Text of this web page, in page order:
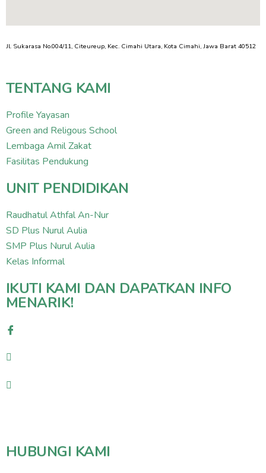
Jl. Sukarasa No.004/11, Citeureup, Kec. Cimahi Utara, Kota Cimahi, Jawa Barat 40512
TENTANG KAMI
Profile Yayasan
Green and Religous School
Lembaga Amil Zakat
Fasilitas Pendukung
UNIT PENDIDIKAN
Raudhatul Athfal An-Nur
SD Plus Nurul Aulia
SMP Plus Nurul Aulia
Kelas Informal
IKUTI KAMI DAN DAPATKAN INFO
MENARIK!
HUBUNGI KAMI